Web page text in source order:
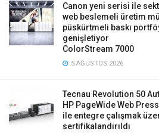
Canon yeni serisi ile
web beslemeli üretim
püskürtmeli baskı
genişletiyor
ColorStream 7000
5 AĞUSTOS 2026
Tecnau Revolution 50
HP PageWide Web
ile entegre çalışmak
sertifikalandırıldı